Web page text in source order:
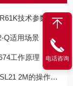
技术参数
Q适用场景
工作原理
2M的操作方法
电话咨询